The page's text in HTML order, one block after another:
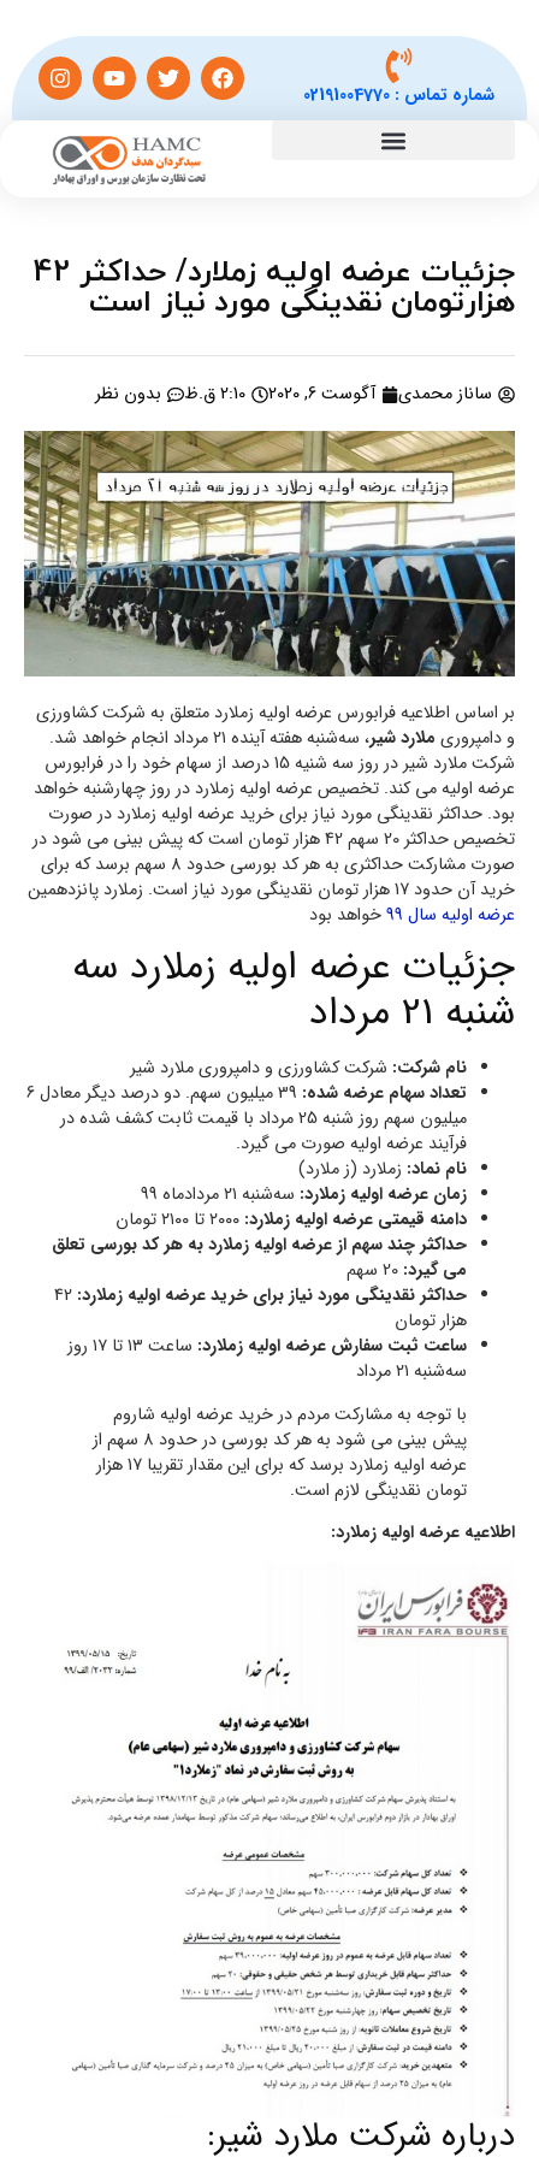
شماره تماس :02191004770
جزئیات عرضه اولیه زملارد/ حداکثر 42
هزارتومان نقدینگی مورد نیاز است
ساناز محمدی آگوست 6, 2020 2:10 ق.ظ بدون نظر
بر اساس اطلاعیه فرابورس عرضه اولیه زملارد متعلق به شرکت کشاورزی
و دامپروری ملارد شیر
، سه‌شنبه هفته آینده ۲۱ مرداد انجام خواهد شد.
شرکت ملارد شیر در روز سه شنیه 15 درصد از سهام خود را در فرابورس
عرضه اولیه می کند. تخصیص عرضه اولیه زملارد در روز چهارشنبه خواهد
بود. حداکثر نقدینگی مورد نیاز برای خرید عرضه اولیه زملارد در صورت
تخصیص حداکثر 20 سهم 42 هزار تومان است که پیش بینی می شود در
صورت مشارکت حداکثری به هر کد بورسی حدود 8 سهم برسد که برای
خرید آن حدود 17 هزار تومان نقدینگی مورد نیاز است. زملارد پانزدهمین
عرضه اولیه سال 99
خواهد بود
جزئیات عرضه اولیه زملارد سه
شنبه 21 مرداد
نام شرکت: شرکت کشاورزی و دامپروری ملارد شیر
تعداد سهام عرضه شده:
39 میلیون سهم. دو درصد دیگر معادل 6
میلیون سهم روز شنبه 25 مرداد با قیمت ثابت کشف شده در
فرآیند عرضه اولیه صورت می گیرد.
نام نماد: زملارد (ز ملارد)
زمان عرضه اولیه زملارد: سه‌شنبه ۲۱ مردادماه 99
دامنه قیمتی عرضه اولیه زملارد:
حداکثر چند سهم از عرضه اولیه زملارد به هر کد بورسی تعلق
می گیرد:
حداکثر نقدینگی مورد نیاز برای خرید عرضه اولیه زملارد: 42
هزار تومان
ساعت ثبت سفارش عرضه اولیه زملارد:
ساعت ۱۳ تا ۱۷ روز
سه‌شنبه ۲۱ مرداد
با توجه به مشارکت مردم در خرید عرضه اولیه شاروم
پیش بینی می شود به هر کد بورسی در حدود 8 سهم از
عرضه اولیه زملارد برسد که برای این مقدار تقریبا 17 هزار
تومان نقدینگی لازم است.
اطلاعیه عرضه اولیه زملارد:
درباره شرکت ملارد شیر: